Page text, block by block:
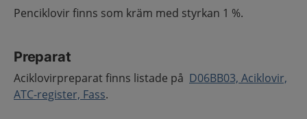
Penciklovir finns som kräm med styrkan 1 %.
Preparat
Aciklovirpreparat finns listade på D06BB03, Aciklovir,
ATC-register, Fass.